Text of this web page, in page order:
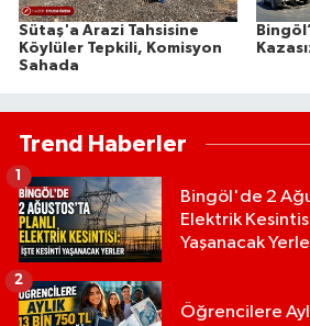
Sütaş'a Arazi Tahsisine
Köylüler Tepkili, Komisyon
Sahada
Trend Haberler
Bingöl'de 2
Elektrik
Yaşanacak
Öğrencilere
2